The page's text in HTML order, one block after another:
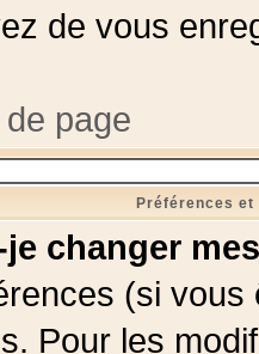
de vous
page
Préférences
changer
(si
Pour les